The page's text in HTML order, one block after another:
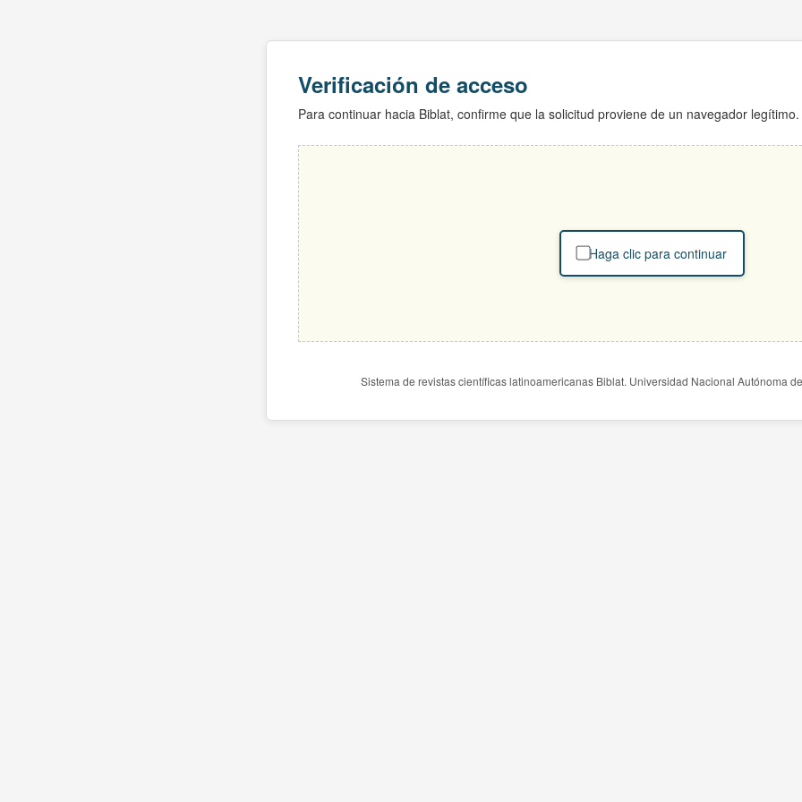
Verificación de acceso
Para continuar hacia Biblat, confirme que la solicitud proviene de un navegador legítimo.
Haga clic para continuar
Sistema de revistas científicas latinoamericanas Biblat. Universidad Nacional Autónoma